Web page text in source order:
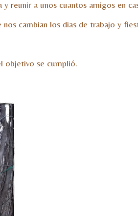
reunir a unos cuantos amigos en
cambian los dias de trabajo y
objetivo se cumplió.